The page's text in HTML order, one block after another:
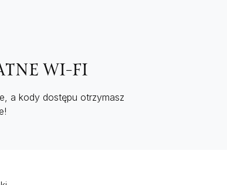
WI-FI
a kody dostępu otrzymasz